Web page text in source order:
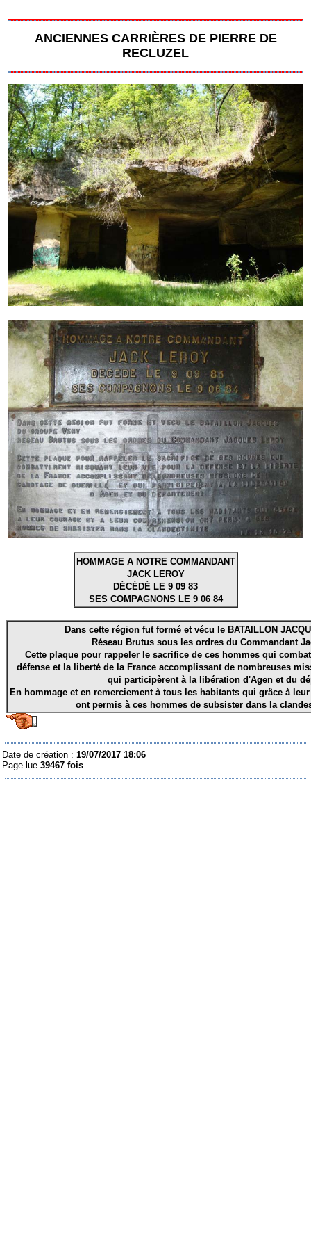
ANCIENNES CARRIÈRES DE PIERRE DE
RECLUZEL
HOMMAGE A NOTRE COMMANDANT
JACK LEROY
DÉCÉDÉ LE 9 09 83
SES COMPAGNONS LE 9 06 84
Dans cette région fut formé et vécu le BATAILLON
Réseau Brutus sous les ordres du Commandant
Cette plaque pour rappeler le sacrifice de ces hommes qui
défense et la liberté de la France accomplissant de nombreuses
qui participèrent à la libération d'Agen et du
En hommage et en remerciement à tous les habitants qui grâce à
ont permis à ces hommes de subsister dans la
Date de création :19/07/2017 18:06
Page lue39467 fois